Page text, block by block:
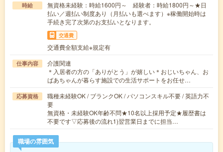
時給
無資格未経験：時給1600円～ 経験者：時給1800円～★日
払い／週払い制度あり（月払いも選べます）※稼働開始時は
手続き完了次第のお支払いとなります。
交通費
交通費全額支給※規定有
仕事内容
介護関連
＊入居者の方の「ありがとう」が嬉しい＊おじいちゃん、お
ばあちゃんが暮らす施設での生活サポートをお任せ…
応募資格
職種未経験OK / ブランクOK / パソコンスキル不要 / 英語力不
要
無資格・未経験OK年齢不問★10名以上採用予定★履歴書は
不要です▽応募後の流れ1)翌営業日までに担当…
職場の雰囲気